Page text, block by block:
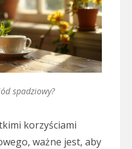
spadziowy?
korzyściami
ważne jest, aby